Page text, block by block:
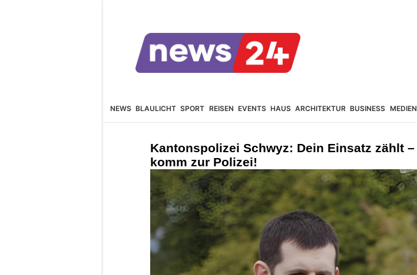
NEWS BLAULICHT SPORT REISEN EVENTS HAUS ARCHITEKTUR BUSINESS MEDIEN
Kantonspolizei Schwyz: Dein Einsatz zählt –
komm zur Polizei!